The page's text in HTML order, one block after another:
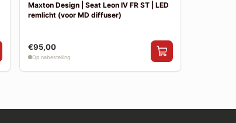
Maxton Design | Seat Leon IV FR ST | LED
remlicht (voor MD diffuser)
€95,00
Op nabestelling